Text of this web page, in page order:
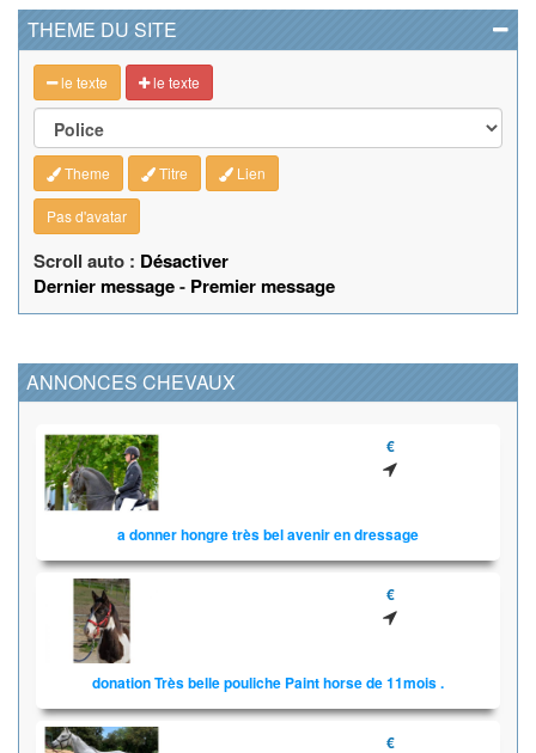
THEME DU SITE
le texte le texte
Theme Titre Lien
Pas d'avatar
Scroll auto : Désactiver
Dernier message- Premier message
ANNONCES CHEVAUX
€
a donner hongre très bel avenir en dressage
€
donation Très belle pouliche Paint horse de 11mois .
€